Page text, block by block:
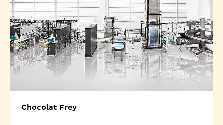
Chocolat Frey